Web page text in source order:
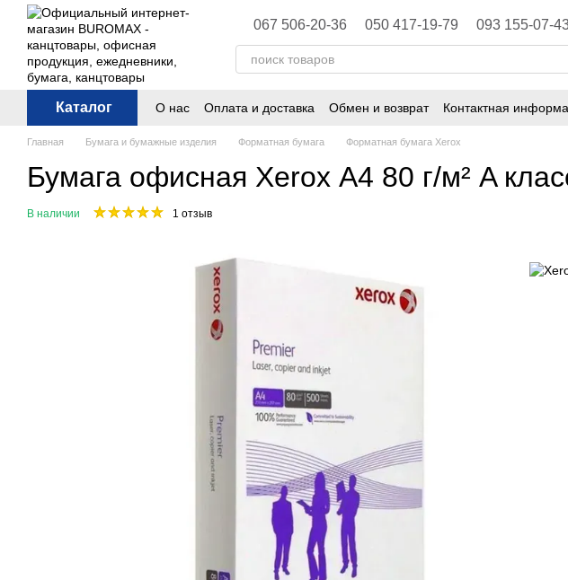
Перейти к основному контенту
067 506-20-36 050 417-19-79 093 155-07-
Каталог О нас Оплата и доставка Обмен и возврат Контактная
Главная Бумага и бумажные изделия Форматная бумага Форматная бумага Xerox
Бумага офисная Xerox А4 80 г/м² A
В наличии 1 отзыв